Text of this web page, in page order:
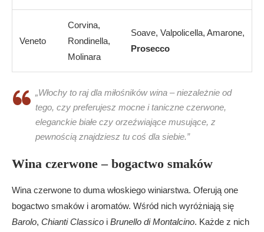
Veneto
Corvina,
Rondinella,
Molinara
Soave, Valpolicella, Amarone,
Prosecco
„Włochy to raj dla miłośników wina – niezależnie od
tego, czy preferujesz mocne i taniczne czerwone,
eleganckie białe czy orzeźwiające musujące, z
pewnością znajdziesz tu coś dla siebie.”
Wina czerwone – bogactwo smaków
Wina czerwone to duma włoskiego winiarstwa. Oferują one
bogactwo smaków i aromatów. Wśród nich wyróżniają się
Barolo, Chianti Classico i Brunello di Montalcino. Każde z nich